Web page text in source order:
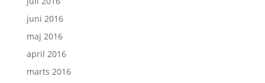
juni 2016
maj 2016
april 2016
marts 2016